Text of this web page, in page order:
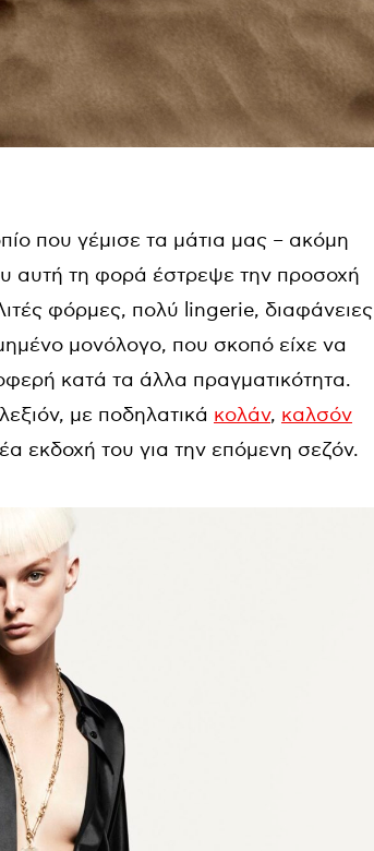
που γέμισε τα μάτια μας – ακόμη
αυτή τη φορά έστρεψε την προσοχή
φόρμες, πολύ lingerie, διαφάνειες
μονόλογο, που σκοπό είχε να
κατά τα άλλα πραγματικότητα.
με ποδηλατικά κολάν, καλσόν
εκδοχή του για την επόμενη σεζόν.